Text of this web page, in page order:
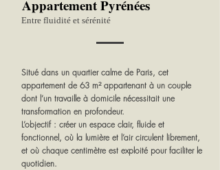
Appartement Pyrénées
Entre fluidité et sérénité
Situé dans un quartier calme de Paris, cet
appartement de 63 m² appartenant à un couple
dont l’un travaille à domicile nécessitait une
transformation en profondeur.
L’objectif : créer un espace clair, fluide et
fonctionnel, où la lumière et l’air circulent librement,
et où chaque centimètre est exploité pour faciliter le
quotidien.